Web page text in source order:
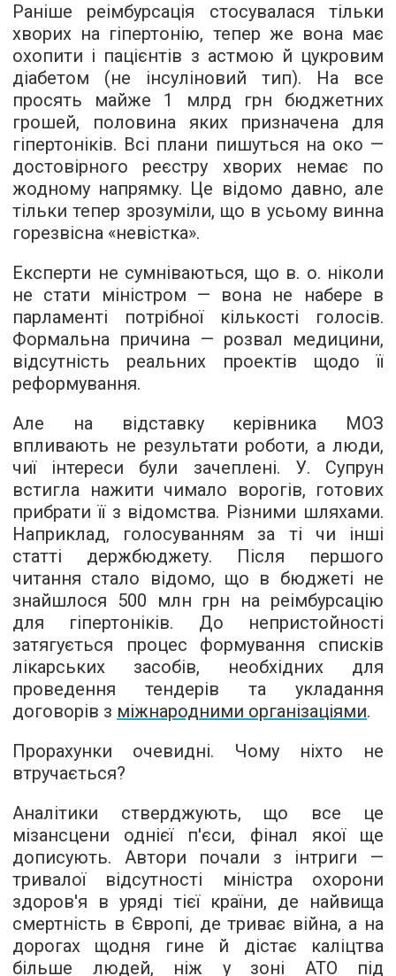
Раніше реімбурсація стосувалася тільки
хворих на гіпертонію, тепер же вона має
охопити і пацієнтів з астмою й цукровим
діабетом (не інсуліновий тип). На все
просять майже 1 млрд грн бюджетних
грошей, половина яких призначена для
гіпертоніків. Всі плани пишуться на око —
достовірного реєстру хворих немає по
жодному напрямку. Це відомо давно, але
тільки тепер зрозуміли, що в усьому винна
горезвісна «невістка».
Експерти не сумніваються, що в. о. ніколи
не стати міністром — вона не набере в
парламенті потрібної кількості голосів.
Формальна причина — розвал медицини,
відсутність реальних проектів щодо її
реформування.
Але на відставку керівника МОЗ
впливають не результати роботи, а люди,
чиї інтереси були зачеплені. У. Супрун
встигла нажити чимало ворогів, готових
прибрати її з відомства. Різними шляхами.
Наприклад, голосуванням за ті чи інші
статті держбюджету. Після першого
читання стало відомо, що в бюджеті не
знайшлося 500 млн грн на реімбурсацію
для гіпертоніків. До непристойності
затягується процес формування списків
лікарських засобів, необхідних для
проведення тендерів та укладання
договорів з міжнародними організаціями.
Прорахунки очевидні. Чому ніхто не
втручається?
Аналітики стверджують, що все це
мізансцени однієї п'єси, фінал якої ще
дописують. Автори почали з інтриги —
тривалої відсутності міністра охорони
здоров'я в уряді тієї країни, де найвища
смертність в Європі, де триває війна, а на
дорогах щодня гине й дістає каліцтва
більше людей, ніж у зоні АТО під